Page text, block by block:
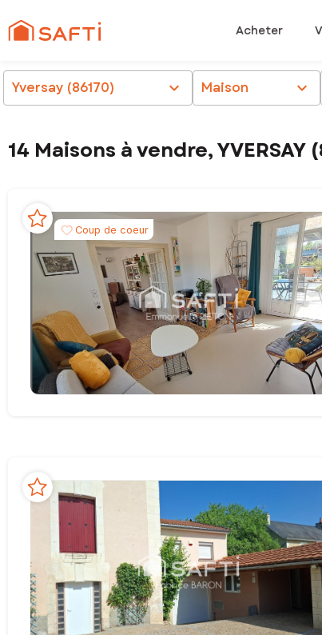
Acheter
Yversay (86170) chevron_right Maison chevron_right
14 Maisons à vendre, YVERSAY
Coup de coeur